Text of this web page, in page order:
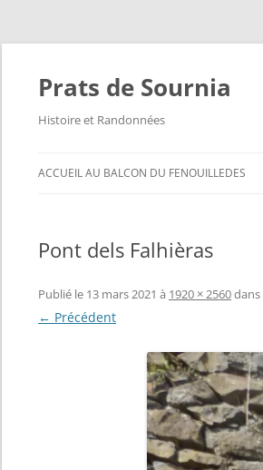
Aller
Prats de Sournia
Histoire et Randonnées
ACCUEIL AU BALCON DU FENOUILLEDES
Pont dels Falhièras
Publié le 13 mars 2021 à 1920 × 2560dans
← Précédent